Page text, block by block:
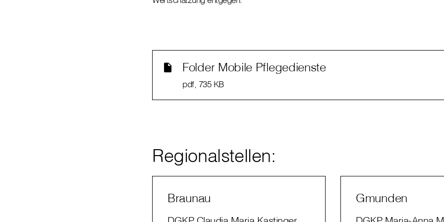
Folder Mobile Pflegedienste
pdf, 735 KB
Regionalstellen:
Braunau Gmunden